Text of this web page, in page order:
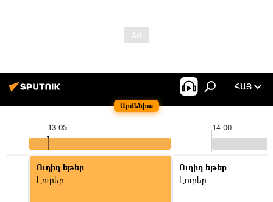
Արմենիա
ՀԱՅ
14:00
13:05
Ուղիղ եթեր
Լուրեր
Ուղիղ եթեր
Լուրեր